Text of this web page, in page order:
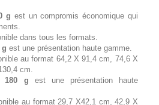
g est un compromis économique qui
dans tous les formats.
g est une présentation haute gamme.
au format 64,2 X 91,4 cm, 74,6 X
cm.
180 g est une présentation haute
au format 29,7 X42,1 cm, 42,9 X